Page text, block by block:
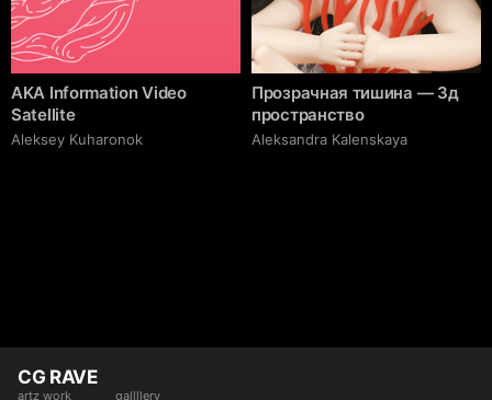
AKA Information Video
Satellite
Aleksey Kuharonok
Прозрачная тишина — 3д
пространство
Aleksandra Kalenskaya
CG RAVE
artz work gallllery